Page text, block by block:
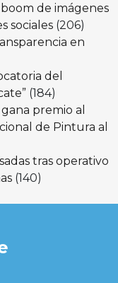
de imágenes
sociales (206)
en
del
(184)
premio al
de Pintura al
tras operativo
(140)